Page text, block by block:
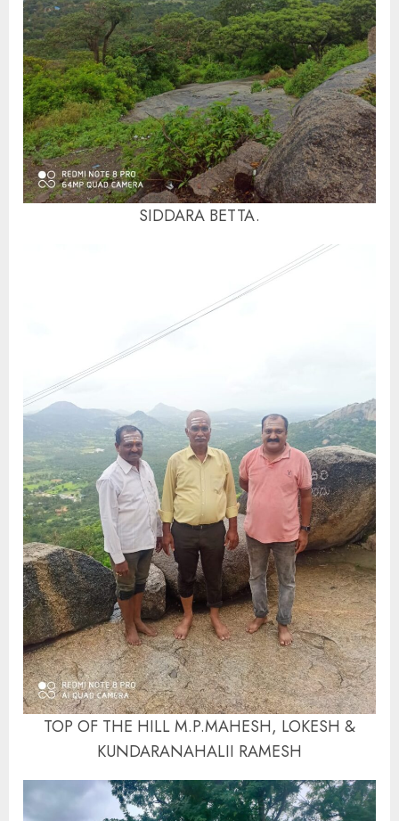
SIDDARA BETTA.
TOP OF THE HILL M.P.MAHESH, LOKESH &
KUNDARANAHALII RAMESH